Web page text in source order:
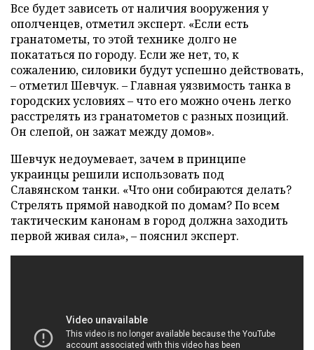
Все будет зависеть от наличия вооружения у
ополченцев, отметил эксперт. «Если есть
гранатометы, то этой технике долго не
покататься по городу. Если же нет, то, к
сожалению, силовики будут успешно действовать,
– отметил Шевчук. –Главная уязвимость танка в
городских условиях–что его можно очень легко
расстрелять из гранатометов с разных позиций.
Он слепой, он зажат между домов».
Шевчук недоумевает, зачем в принципе
украинцы решили использовать под
Славянском танки. «Что они собираются делать?
Стрелять прямой наводкой по домам? По всем
тактическим канонам в город должна заходить
первой живая сила»,–пояснил эксперт.